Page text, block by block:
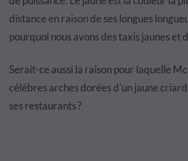
distance en raison de ses longues
pourquoi nous avons des taxis jaunes et
Serait-ce aussi la raison pour laquelle
célèbres arches dorées d'un jaune
ses restaurants ?